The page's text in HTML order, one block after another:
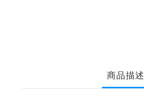
商品描述